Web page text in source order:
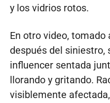
y los vidrios rotos.
En otro video,
después del siniestro,
influencer sentada
llorando y gritando.
visiblemente